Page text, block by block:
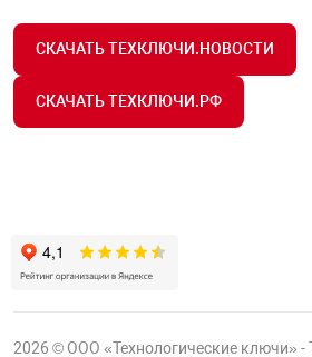
СКАЧАТЬ ТЕХКЛЮЧИ.НОВОСТИ
СКАЧАТЬ ТЕХКЛЮЧИ.РФ
2026 © ООО «Технологические ключи» -